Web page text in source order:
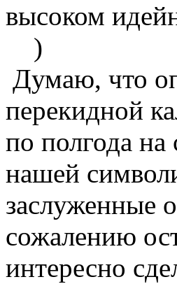
высоком
)
Думаю, что
перекидной
по полгода
нашей
заслуженные
сожалению
интересно